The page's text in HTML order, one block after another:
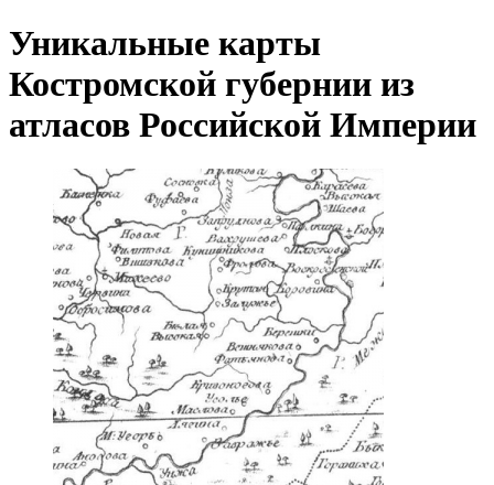
Уникальные карты
Костромской губернии из
атласов Российской Империи